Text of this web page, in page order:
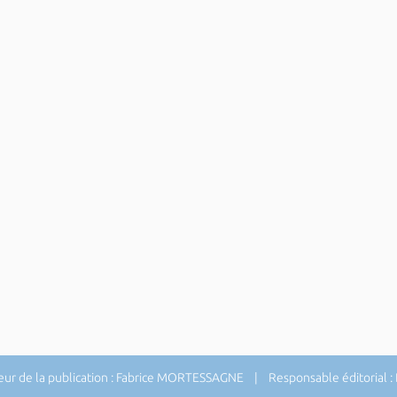
de la publication : Fabrice MORTESSAGNE | Responsable éditorial :